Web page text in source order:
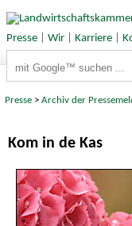
Presse| Wir| Karriere|
Presse >Archiv der
Kom in de Kas